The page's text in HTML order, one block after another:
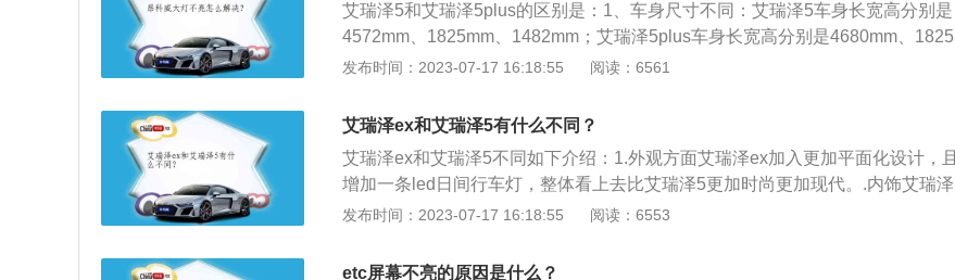
艾瑞泽5和艾瑞泽5plus的区别是：1、车身尺寸不同：艾瑞泽5车身长宽高分别是
4572mm、1825mm、1482mm；艾瑞泽5plus车身长宽高分别是4680mm、1825
mm、1490mm。2、变速箱类型不同：艾瑞泽5搭载了5挡手动变速箱；艾瑞泽5p
架，后悬架均是扭力梁式非独立悬架。
发布时间：2023-07-17 16:18:55 阅读：6561
艾瑞泽ex和艾瑞泽5有什么不同？
艾瑞泽ex和艾瑞泽5不同如下介绍：1.外观方面艾瑞泽ex加入更加平面化设计，且
增加一条led日间行车灯，整体看上去比艾瑞泽5更加时尚更加现代。.内饰艾瑞泽
ex科技感更强，操控性能更好，艾瑞泽ex改变较大，无论是外在或内在还是配置
重新设计，但在车身和车尾上，艾瑞泽ex只进行一些细小改动，整体与艾瑞泽5
发布时间：2023-07-17 16:18:55 阅读：6553
etc屏幕不亮的原因是什么？